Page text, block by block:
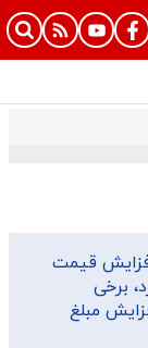
قیمت
برخی
مبلغ